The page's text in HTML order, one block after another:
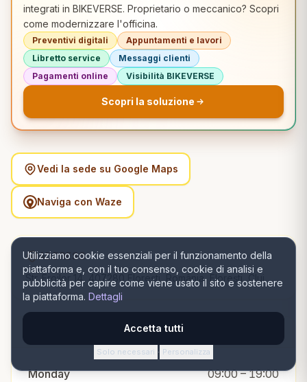
Utilizziamo cookie essenziali per il funzionamento della
piattaforma e, con il tuo consenso, cookie di analisi e
pubblicità per capire come viene usato il sito e sostenere
la piattaforma. Dettagli
Accetta tutti
Solo necessari · Personalizza
integrati in BIKEVERSE. Proprietario o meccanico? Scopri
come modernizzare l'officina.
Preventivi digitali
Appuntamenti e lavori
Libretto service
Messaggi clienti
Pagamenti online
Visibilità BIKEVERSE
Scopri la soluzione
Vedi la sede su Google Maps
Naviga con Waze
ADDRESS
Str. Eroilor 14, 407280 Florești, România, Florești, Cluj
Monday 09:00 – 19:00